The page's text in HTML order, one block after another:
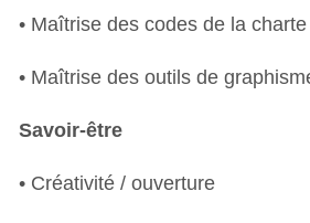
• Maîtrise des codes de la
• Maîtrise des outils de
Savoir-être
• Créativité / ouverture